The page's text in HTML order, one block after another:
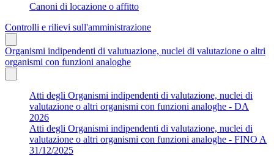
Canoni di locazione o affitto
Controlli e rilievi sull'amministrazione
Organismi indipendenti di valutuazione, nuclei di valutazione o altri
organismi con funzioni analoghe
Atti degli Organismi indipendenti di valutazione, nuclei di
valutazione o altri organismi con funzioni analoghe - DA
2026
Atti degli Organismi indipendenti di valutazione, nuclei di
valutazione o altri organismi con funzioni analoghe - FINO A
31/12/2025